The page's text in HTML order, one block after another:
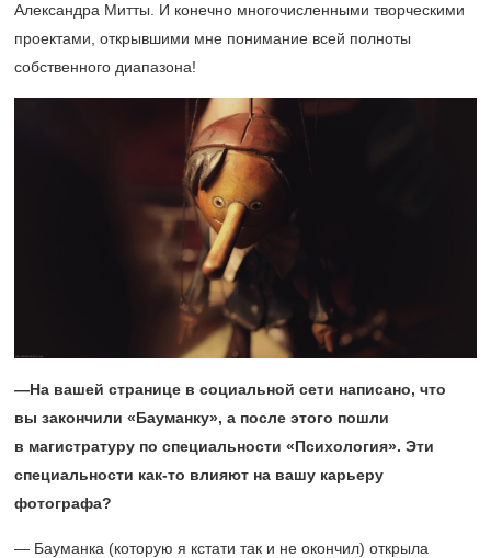
Александра Митты. И конечно многочисленными творческими
проектами, открывшими мне понимание всей полноты
собственного диапазона!
—На вашей странице в социальной сети написано, что
вы закончили «Бауманку», а после этого пошли
в магистратуру по специальности «Психология». Эти
специальности как-то влияют на вашу карьеру
фотографа?
— Бауманка (которую я кстати так и не окончил) открыла